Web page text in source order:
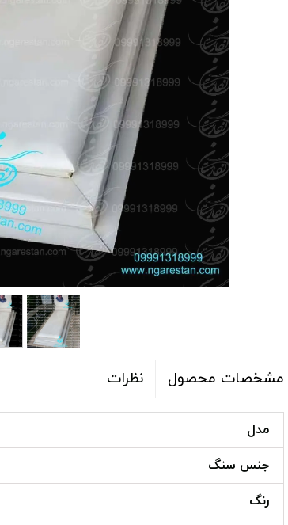
مشخصات محصول نظرات
مدل
جنس سنگ
رنگ